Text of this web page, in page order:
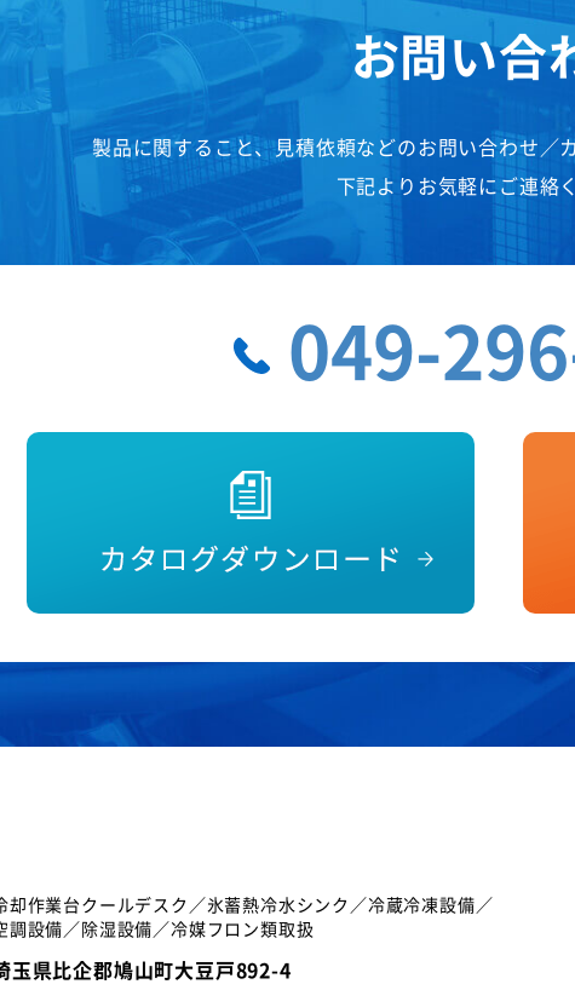
お問い合
製品に関すること、見積依頼などのお問い合わせ／
下記よりお気軽にご連絡
049-
却作業台クールデスク／氷蓄熱冷水シンク／冷蔵冷凍設備／
調設備／除湿設備／冷媒フロン類取扱
玉県比企郡鳩山町大豆戸892-4